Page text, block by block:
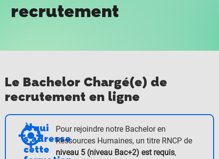
recrutement
Le Bachelor Chargé(e) de
recrutement en ligne
À qui
s'adresse
cette
Pour rejoindre notre Bachelor en
Ressources Humaines, un titre RNCP de
niveau 5 (niveau Bac+2) est requis,